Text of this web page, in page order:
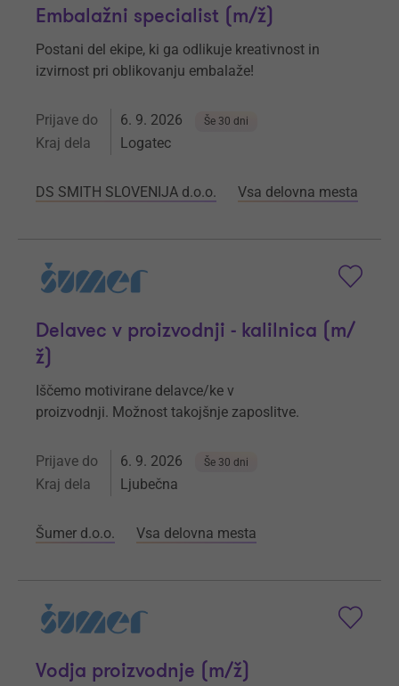
Embalažni specialist (m/ž)
Postani del ekipe, ki ga odlikuje kreativnost in
izvirnost pri oblikovanju embalaže!
Prijave do 6. 9. 2026 Še 30 dni
Kraj dela Logatec
DS SMITH SLOVENIJA d.o.o. Vsa delovna mesta
Delavec v proizvodnji - kalilnica (m/
ž)
Iščemo motivirane delavce/ke v
proizvodnji. Možnost takojšnje zaposlitve.
Prijave do 6. 9. 2026 Še 30 dni
Kraj dela Ljubečna
Šumer d.o.o. Vsa delovna mesta
Vodja proizvodnje (m/ž)